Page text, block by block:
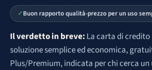
Buon rapporto qualità-prezzo per un uso
Il verdetto in breve: La carta di
soluzione semplice ed economica,
Plus/Premium, indicata per chi cerca